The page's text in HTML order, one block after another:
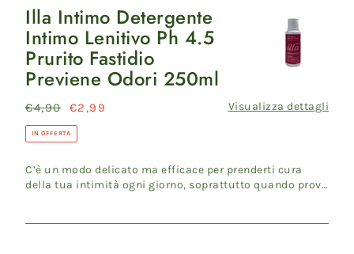
Illa
Intimo
Detergente
Intimo
Ph
4.5
Fastidio
Previene
Illa Intimo Detergente
Intimo Lenitivo Ph 4.5
Prurito Fastidio
Previene Odori 250ml
Prezzo
di
€4,90 Prezzo
scontato
€2,99
IN OFFERTA
Visualizza dettagli
C’è un modo delicato ma efficace per prenderti cura
della tua intimità ogni giorno, soprattutto quando provi